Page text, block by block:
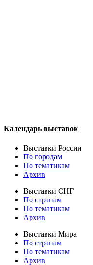
Календарь выставок
Выставки России
По городам
По тематикам
Архив
Выставки СНГ
По странам
По тематикам
Архив
Выставки Мира
По странам
По тематикам
Архив